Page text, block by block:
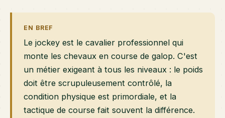
EN BREF
Le jockey est le cavalier professionnel qui
monte les chevaux en course de galop. C'est
un métier exigeant à tous les niveaux : le poids
doit être scrupuleusement contrôlé, la
condition physique est primordiale, et la
tactique de course fait souvent la différence.